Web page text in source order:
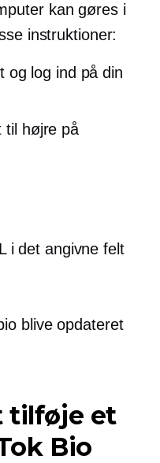
kan gøres i
instruktioner:
og log ind på din
til højre på
i det angivne felt
blive opdateret
tilføje et
Bio